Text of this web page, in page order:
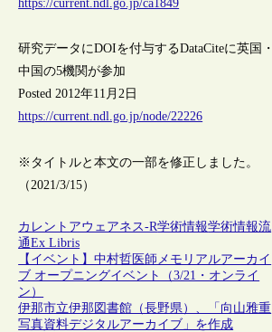
https://current.ndl.go.jp/ca1849
研究データにDOIを付与するDataCiteに英国・
中国の5機関が参加
Posted 2012年11月2日
https://current.ndl.go.jp/node/22226
※タイトルと本文の一部を修正しました。
（2021/3/15）
カレントアウェアネス-R学術情報学術情報流
通Ex Libris
【イベント】中村哲医師メモリアルアーカイ
ブ オープニングイベント（3/21・オンライ
ン）
伊那市立伊那図書館（長野県）、「向山雅重
写真資料デジタルアーカイブ」を作成